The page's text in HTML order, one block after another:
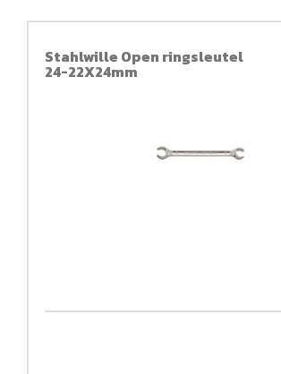
Stahlwille Open ringsleutel
24-22X24mm